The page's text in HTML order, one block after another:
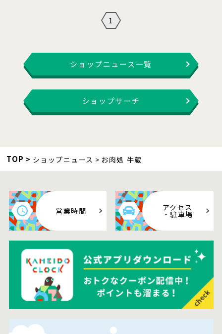
1
ショップニュース一覧
ショップサーチ
TOP ショップニュース お肉処 牛蔵
営業時間 アクセス
・駐車場